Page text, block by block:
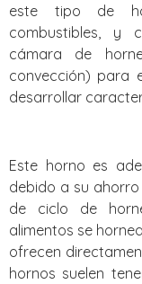
este tipo de
combustibles, y
cámara de
convección) para
desarrollar
Este horno es
debido a su
de ciclo de
alimentos se
ofrecen
hornos suelen